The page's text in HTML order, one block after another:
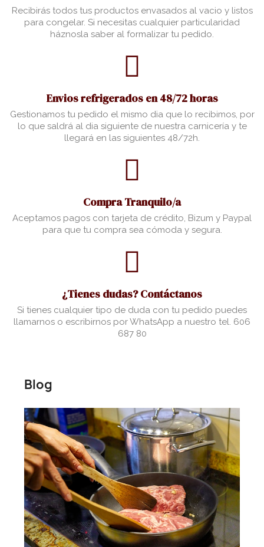
Recibirás todos tus productos envasados al vacio y listos
para congelar. Si necesitas cualquier particularidad
háznosla saber al formalizar tu pedido.
Envios refrigerados en 48/72 horas
Gestionamos tu pedido el mismo dia que lo recibimos, por
lo que saldrá al dia siguiente de nuestra carnicería y te
llegará en las siguientes 48/72h.
Compra Tranquilo/a
Aceptamos pagos con tarjeta de crédito, Bizum y Paypal
para que tu compra sea cómoda y segura.
¿Tienes dudas? Contáctanos
Si tienes cualquier tipo de duda con tu pedido puedes
llamarnos o escribirnos por WhatsApp a nuestro tel. 606
687 80
Blog